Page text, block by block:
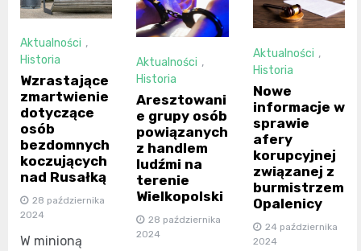
Aktualności ,
Historia
Wzrastające
zmartwienie
dotyczące
osób
bezdomnych
koczujących
nad Rusałką
28 października
2024
W minioną
Aktualności ,
Historia
Aresztowani
e grupy osób
powiązanych
z handlem
ludźmi na
terenie
Wielkopolski
28 października
2024
Aktualności ,
Historia
Nowe
informacje w
sprawie
afery
korupcyjnej
związanej z
burmistrzem
Opalenicy
24 października
2024